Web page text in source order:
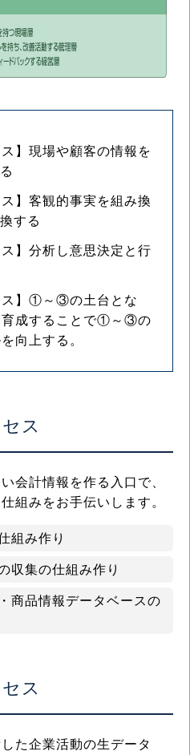
ス】現場や顧客の情報を
ス】客観的事実を組み換
する
ス】分析し意思決定と行
ス】①～③の土台とな
育成することで①～③の
向上する。
ス
会計情報を作る入口で、
組みをお手伝いします。
組み作り
収集の仕組み作り
商品情報データベースの
ス
た企業活動の生データ